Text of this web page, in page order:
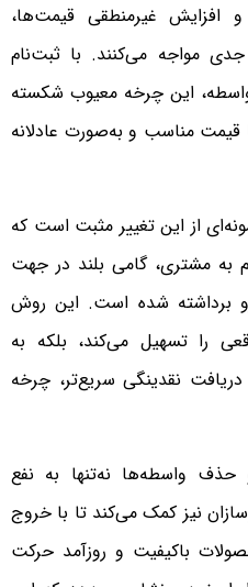
افزایش غیرمنطقی قیمت‌ها،
مواجه می‌کنند. با ثبت‌نام
این چرخه معیوب شکسته
مناسب و به‌صورت عادلانه
از این تغییر مثبت است که
مشتری، گامی بلند در جهت
برداشته شده است. این روش
را تسهیل می‌کند، بلکه به
نقدینگی سریع‌تر، چرخه
واسطه‌ها نه‌تنها به نفع
نیز کمک می‌کند تا با خروج
باکیفیت و روزآمد حرکت